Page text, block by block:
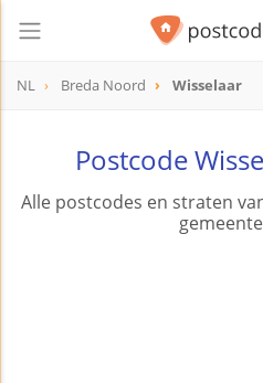
NL Breda Noord Wisselaar
Postcode
Alle postcodes en straten